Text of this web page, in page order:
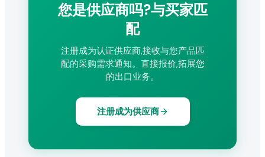
您是供应商吗?与买家匹
配
注册成为认证供应商,接收与您产品匹
配的采购需求通知。直接报价,拓展您
的出口业务。
注册成为供应商